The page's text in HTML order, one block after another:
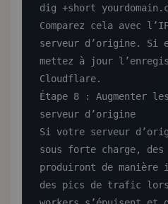
dig +short
Comparez cela avec
serveur d’origine. Si
mettez à jour
Cloudflare.
Étape 8 : Augmenter
serveur d’origine
Si votre serveur
sous forte charge, des
produiront de
des pics de trafic